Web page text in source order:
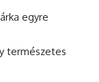
egyre
természetes